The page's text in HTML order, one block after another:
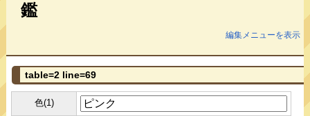
鑑
編集メニューを表示
table=2 line=69
色(1)